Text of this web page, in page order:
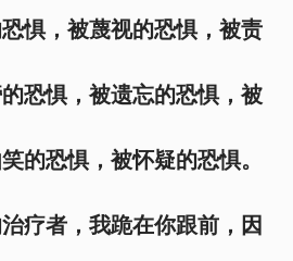
惧，被蔑视的恐惧，被责
恐惧，被遗忘的恐惧，被
的恐惧，被怀疑的恐惧。
疗者，我跪在你跟前，因